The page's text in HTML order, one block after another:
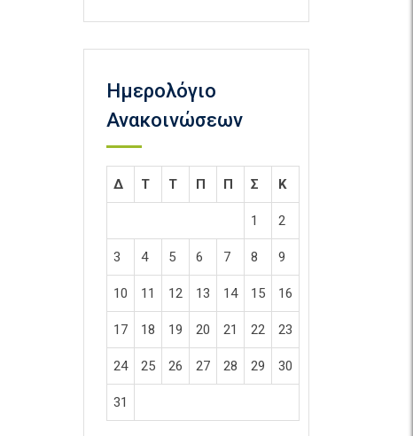
Ημερολόγιο
Ανακοινώσεων
Δ Τ Τ Π Π Σ Κ
1 2
3 4 5 6 7 8 9
10 11 12 13 14 15 16
17 18 19 20 21 22 23
24 25 26 27 28 29 30
31